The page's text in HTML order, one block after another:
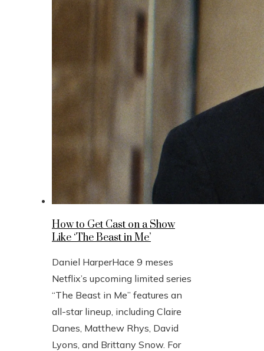
How to Get Cast on a Show
Like ‘The Beast in Me’
Daniel HarperHace 9 meses
Netflix’s upcoming limited series
“The Beast in Me” features an
all-star lineup, including Claire
Danes, Matthew Rhys, David
Lyons, and Brittany Snow. For